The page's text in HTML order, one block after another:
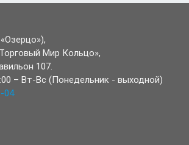
Мир Кольцо»,
107.
– Вт-Вс (Понедельник - выходной)
04